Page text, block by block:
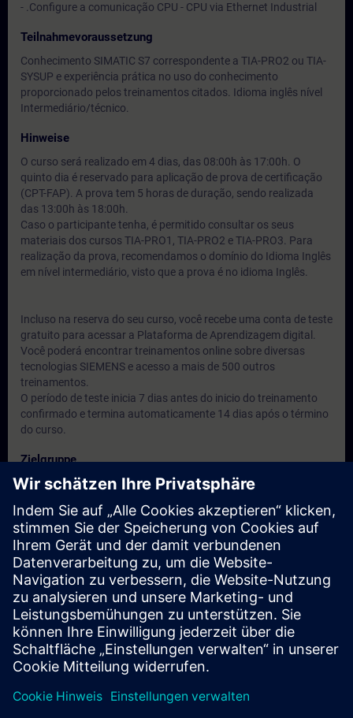
- .Configure a comunicação CPU - CPU via Ethernet Industrial
Teilnahmevoraussetzung
Conhecimento SIMATIC S7 correspondente a TIA-PRO2 ou TIA-
SYSUP e experiência prática no uso do conhecimento
proporcionado pelos treinamentos citados. Idioma inglês nível
Intermediário/técnico.
Hinweise
O curso será realizado em 4 dias, das 08:00h às 17:00h. O
quinto dia é reservado para aplicação de prova de certificação
(CPT-FAP). A prova tem 5 horas de duração, sendo realizada
das 13:00h às 18:00h.
Caso o participante tenha, é permitido consultar os seus
materiais dos cursos TIA-PRO1, TIA-PRO2 e TIA-PRO3. Para
realização da prova, recomendamos o domínio do Idioma Inglês
em nível intermediário, visto que a prova é no idioma Inglês.
Incluso na reserva do seu curso, você recebe uma conta de teste
gratuito para acessar a Plataforma de Aprendizagem digital.
Você poderá encontrar treinamentos online sobre diversas
tecnologias SIEMENS e acesso a mais de 500 outros
treinamentos.
O período de teste inicia 7 dias antes do inicio do treinamento
confirmado e termina automaticamente 14 dias após o término
do curso.
Zielgruppe
• Programadores
• Equipe de engenharia
Termine und Anmeldung
Derzeit sind keine Termine verfügbar
Setzen Sie sich auf die Interessentenliste und erhalten Sie eine
Benachrichtigung sobald neue Termine verfügbar sind.
Benachrichtigungsservice aktivieren